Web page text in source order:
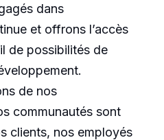
dans
et offrons l’accès
de possibilités de
de nos
communautés sont
clients, nos employés